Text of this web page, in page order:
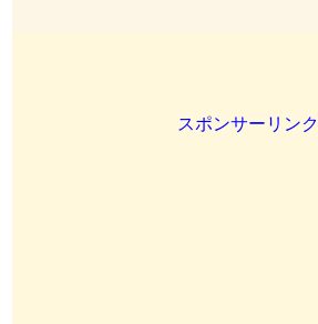
スポンサーリンク